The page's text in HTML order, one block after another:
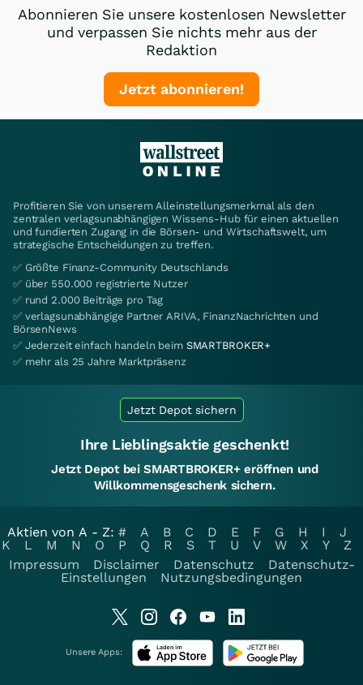
Abonnieren Sie unsere kostenlosen Newsletter
und verpassen Sie nichts mehr aus der
Redaktion
Jetzt abonnieren!
Profitieren Sie von unserem Alleinstellungsmerkmal als den
zentralen verlagsunabhängigen Wissens-Hub für einen aktuellen
und fundierten Zugang in die Börsen- und Wirtschaftswelt, um
strategische Entscheidungen zu treffen.
✅ Größte Finanz-Community Deutschlands
✅ über 550.000 registrierte Nutzer
✅ rund 2.000 Beiträge pro Tag
✅ verlagsunabhängige Partner ARIVA, FinanzNachrichten und
BörsenNews
✅ Jederzeit einfach handeln beim SMARTBROKER+
✅ mehr als 25 Jahre Marktpräsenz
Jetzt Depot sichern
Ihre Lieblingsaktie geschenkt!
Jetzt Depot bei SMARTBROKER+ eröffnen und
Willkommensgeschenk sichern.
Aktien von A - Z: # A B C D E F G H I
J
K
L M N O P Q R S T U V W X Y
Z
Impressum
Disclaimer Datenschutz
Datenschutz-
Einstellungen
Nutzungsbedingungen
Unsere Apps: